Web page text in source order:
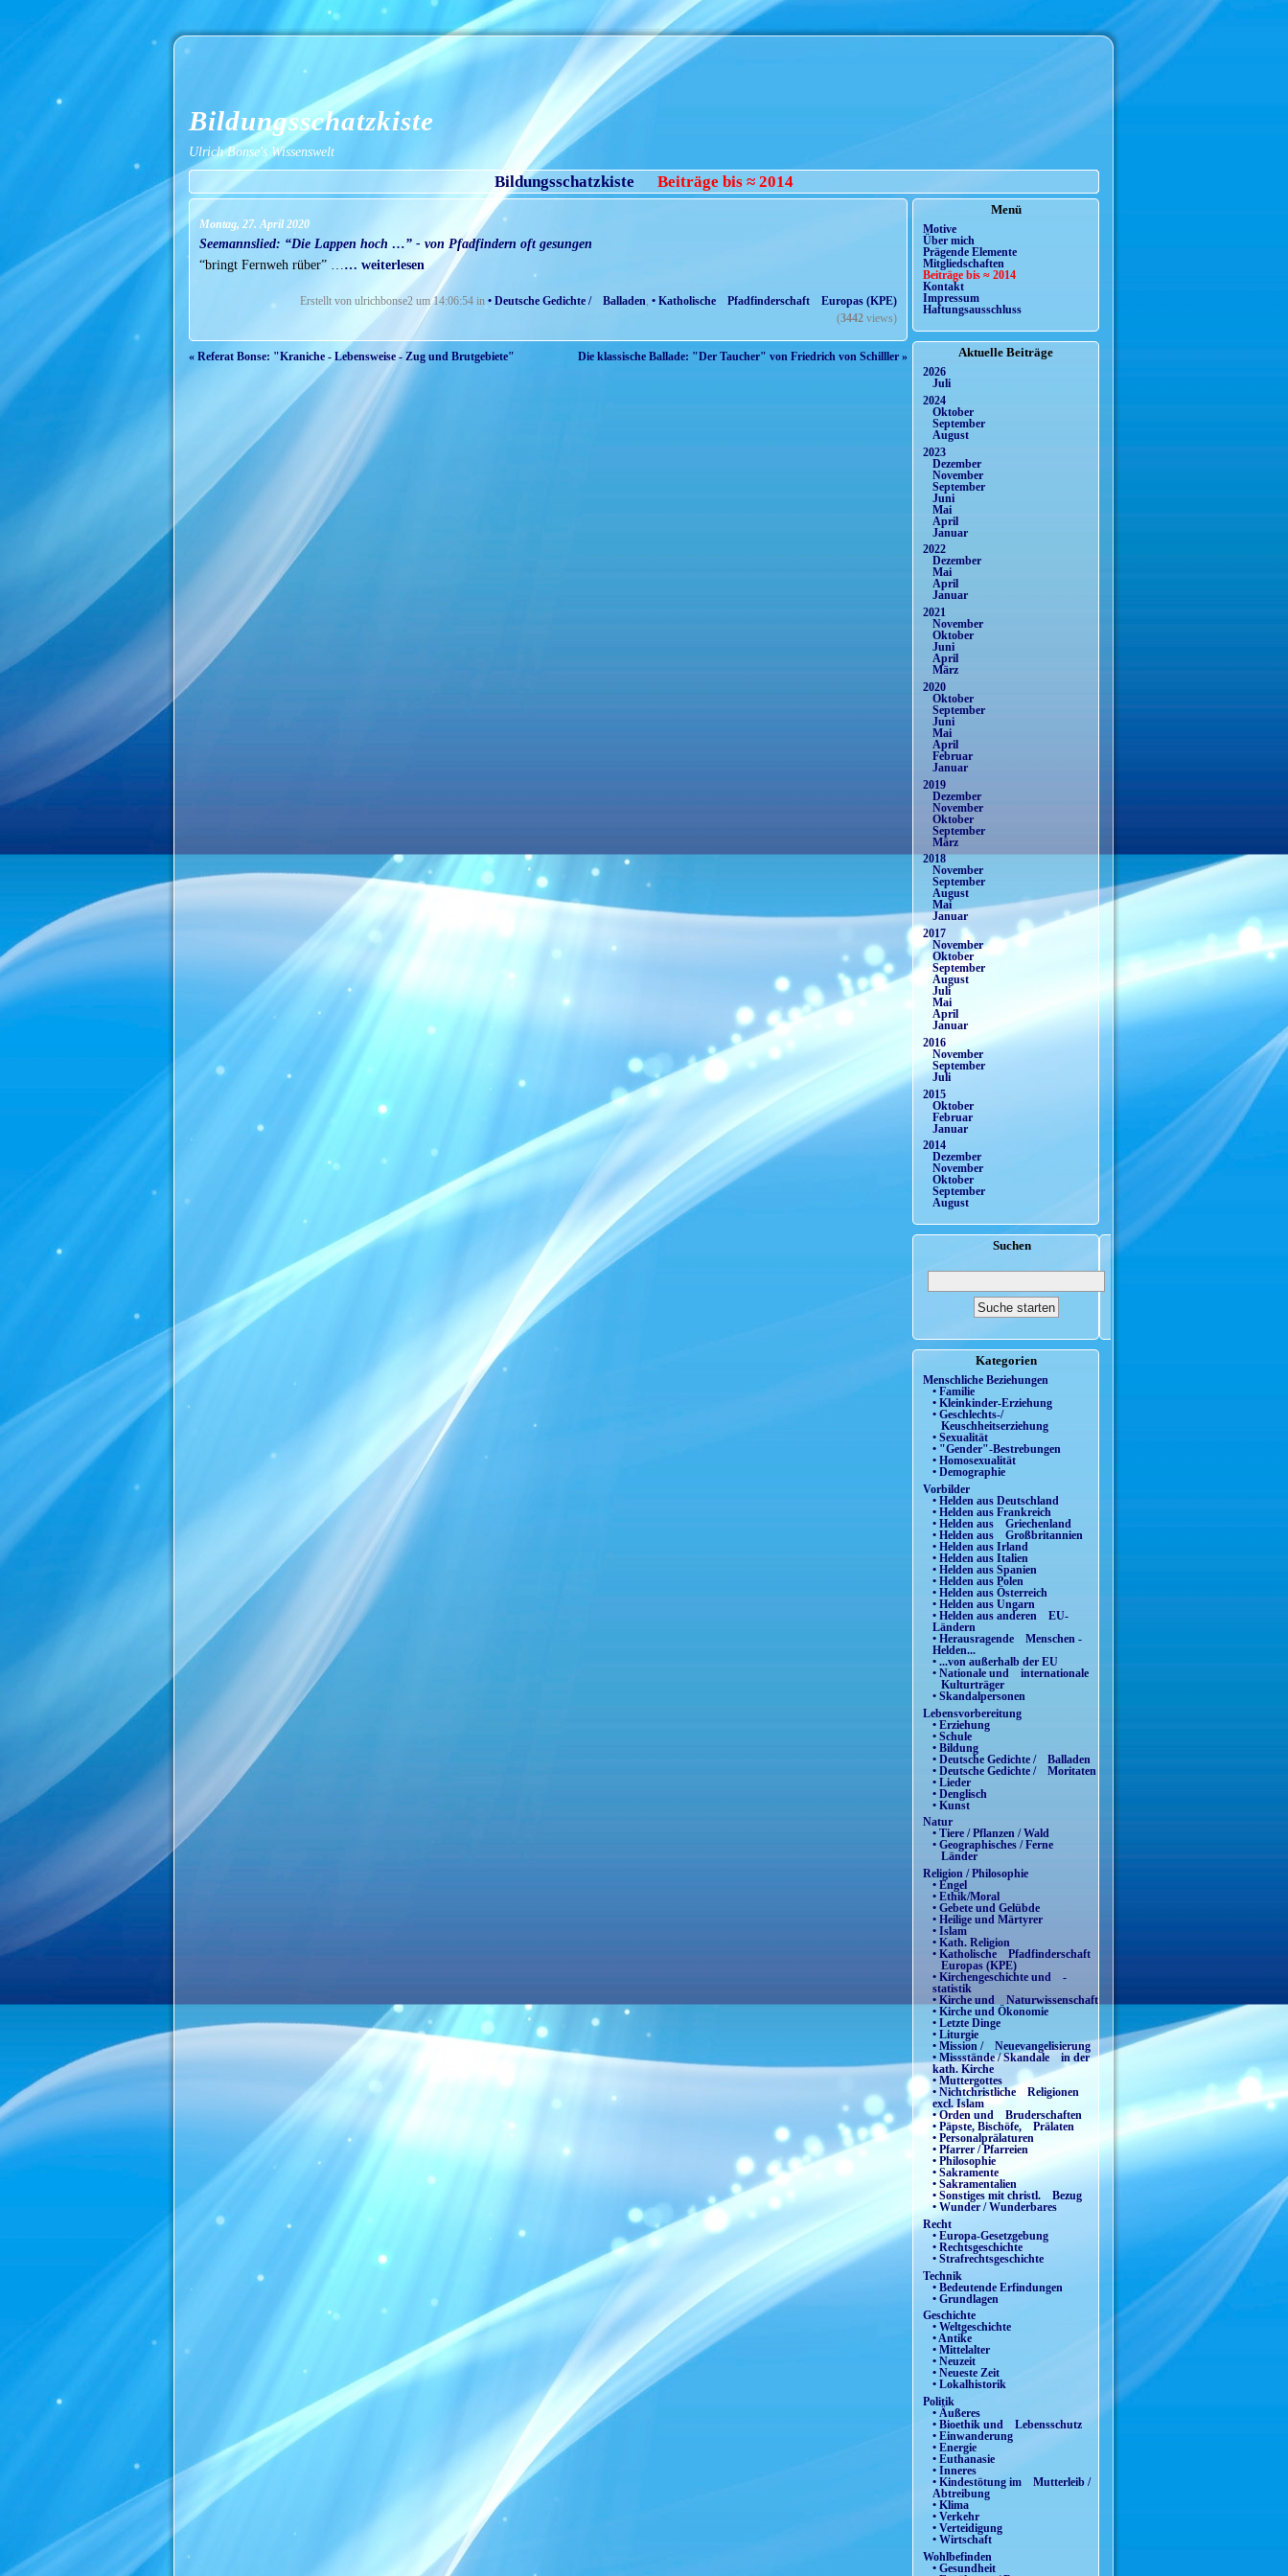
Bildungsschatzkiste
Ulrich Bonse's Wissenswelt
Bildungsschatzkiste Beiträge bis ≈ 2014
Montag, 27. April 2020
Seemannslied: “Die Lappen hoch …” - von Pfadfindern oft gesungen
“bringt Fernweh rüber” … … weiterlesen
Erstellt von ulrichbonse2 um 14:06:54 in • Deutsche Gedichte / Balladen • Katholische Pfadfinderschaft Europas (KPE)
(3442 views)
Die klassische Ballade: "Der Taucher" von Friedrich von Schilller »
« Referat Bonse: "Kraniche - Lebensweise - Zug und Brutgebiete"
Menü
Motive
Über mich
Prägende Elemente
Mitgliedschaften
Beiträge bis ≈ 2014
Kontakt
Impressum
Haftungsausschluss
Aktuelle Beiträge
2026
Juli
2024
Oktober
September
August
2023
Dezember
November
September
Juni
Mai
April
Januar
2022
Dezember
Mai
April
Januar
2021
November
Oktober
Juni
April
März
2020
Oktober
September
Juni
Mai
April
Februar
Januar
2019
Dezember
November
Oktober
September
März
2018
November
September
August
Mai
Januar
2017
November
Oktober
September
August
Juli
Mai
April
Januar
2016
November
September
Juli
2015
Oktober
Februar
Januar
2014
Dezember
November
Oktober
September
August
Suchen
Kategorien
Menschliche Beziehungen
• Familie
• Kleinkinder-Erziehung
• Geschlechts-/
Keuschheitserziehung
• Sexualität
• "Gender"-Bestrebungen
• Homosexualität
• Demographie
Vorbilder
• Helden aus Deutschland
• Helden aus Frankreich
• Helden aus Griechenland
• Helden aus Großbritannien
• Helden aus Irland
• Helden aus Italien
• Helden aus Spanien
• Helden aus Polen
• Helden aus Österreich
• Helden aus Ungarn
• Helden aus anderen EU-
Ländern
• Herausragende Menschen -
Helden...
• ...von außerhalb der EU
• Nationale und internationale
Kulturträger
• Skandalpersonen
Lebensvorbereitung
• Erziehung
• Schule
• Bildung
• Deutsche Gedichte / Balladen
• Deutsche Gedichte / Moritaten
• Lieder
• Denglisch
• Kunst
Natur
• Tiere / Pflanzen / Wald
• Geographisches / Ferne
Länder
Religion / Philosophie
• Engel
• Ethik/Moral
• Gebete und Gelübde
• Heilige und Märtyrer
• Islam
• Kath. Religion
• Katholische Pfadfinderschaft
Europas (KPE)
• Kirchengeschichte und -
statistik
• Kirche und Naturwissenschaft
• Kirche und Ökonomie
• Letzte Dinge
• Liturgie
• Mission / Neuevangelisierung
• Missstände / Skandale in der
kath. Kirche
• Muttergottes
• Nichtchristliche Religionen
excl. Islam
• Orden und Bruderschaften
• Päpste, Bischöfe, Prälaten
• Personalprälaturen
• Pfarrer / Pfarreien
• Philosophie
• Sakramente
• Sakramentalien
• Sonstiges mit christl. Bezug
• Wunder / Wunderbares
Recht
• Europa-Gesetzgebung
• Rechtsgeschichte
• Strafrechtsgeschichte
Technik
• Bedeutende Erfindungen
• Grundlagen
Geschichte
• Weltgeschichte
• Antike
• Mittelalter
• Neuzeit
• Neueste Zeit
• Lokalhistorik
Politik
• Äußeres
• Bioethik und Lebensschutz
• Einwanderung
• Energie
• Euthanasie
• Inneres
• Kindestötung im Mutterleib /
Abtreibung
• Klima
• Verkehr
• Verteidigung
• Wirtschaft
Wohlbefinden
• Gesundheit